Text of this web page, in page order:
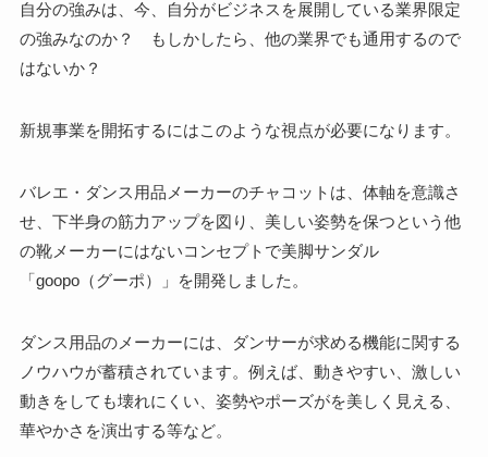
自分の強みは、今、自分がビジネスを展開している業界限定
の強みなのか？ もしかしたら、他の業界でも通用するので
はないか？
新規事業を開拓するにはこのような視点が必要になります。
バレエ・ダンス用品メーカーのチャコットは、体軸を意識さ
せ、下半身の筋力アップを図り、美しい姿勢を保つという他
の靴メーカーにはないコンセプトで美脚サンダル
「goopo（グーポ）」を開発しました。
ダンス用品のメーカーには、ダンサーが求める機能に関する
ノウハウが蓄積されています。例えば、動きやすい、激しい
動きをしても壊れにくい、姿勢やポーズがを美しく見える、
華やかさを演出する等など。